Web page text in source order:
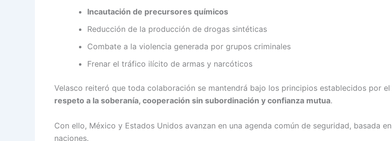
Incautación de precursores químicos
Reducción de la producción de drogas sintéticas
Combate a la violencia generada por grupos criminales
Frenar el tráfico ilícito de armas y narcóticos
Velasco reiteró que toda colaboración se mantendrá bajo los principios establecidos por
respeto a la soberanía, cooperación sin subordinación y confianza mutua.
Con ello, México y Estados Unidos avanzan en una agenda común de seguridad, basada
naciones.